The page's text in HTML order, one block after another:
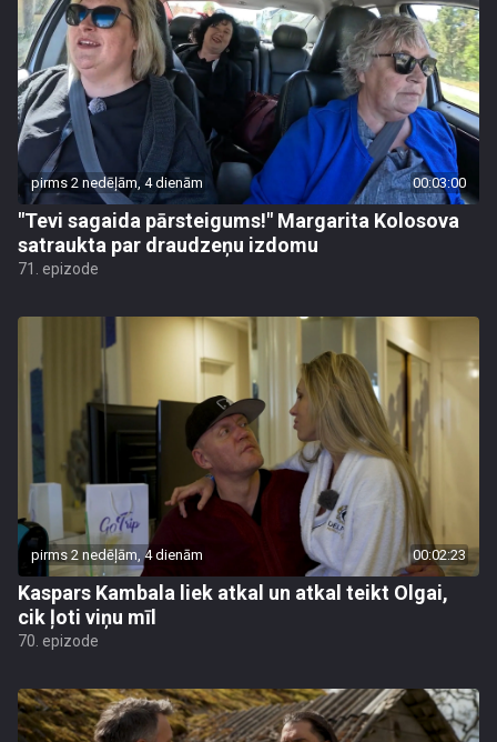
pirms 2 nedēļām, 4 dienām 00:03:00
"Tevi sagaida pārsteigums!" Margarita Kolosova
satraukta par draudzeņu izdomu
71. epizode
pirms 2 nedēļām, 4 dienām 00:02:23
Kaspars Kambala liek atkal un atkal teikt Olgai,
cik ļoti viņu mīl
70. epizode